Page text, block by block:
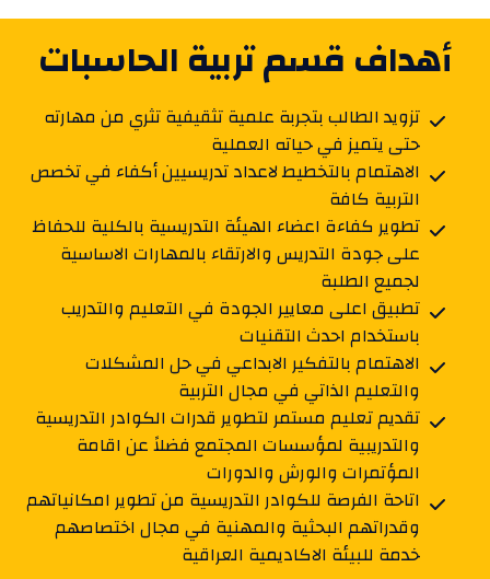
أهداف قسم تربية الحاسبات
تزويد الطالب بتجربة علمية تثقيفية تثري من مهارته
حتى يتميز في حياته العملية
الاهتمام بالتخطيط لاعداد تدريسيين أكفاء في تخصص
التربية كافة
تطوير كفاءة اعضاء الهيئة التدريسية بالكلية للحفاظ
على جودة التدريس والارتقاء بالمهارات الاساسية
لجميع الطلبة
تطبيق اعلى معايير الجودة في التعليم والتدريب
باستخدام احدث التقنيات
الاهتمام بالتفكير الابداعي في حل المشكلات
والتعليم الذاتي في مجال التربية
تقديم تعليم مستمر لتطوير قدرات الكوادر التدريسية
والتدريبية لمؤسسات المجتمع فضلاً عن اقامة
المؤتمرات والورش والدورات
اتاحة الفرصة للكوادر التدريسية من تطوير امكانياتهم
وقدراتهم البحثية والمهنية في مجال اختصاصهم
خدمة للبيئة الاكاديمية العراقية